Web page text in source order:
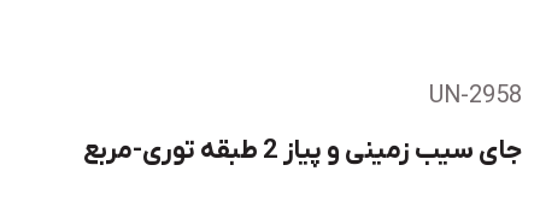
UN-2958
جای سیب زمینی و پیاز 2 طبقه توری-مربع